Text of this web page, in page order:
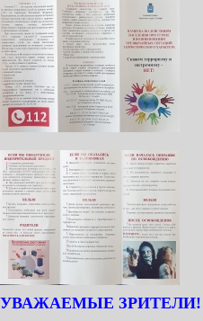
УВАЖАЕМЫЕ ЗРИТЕЛИ!